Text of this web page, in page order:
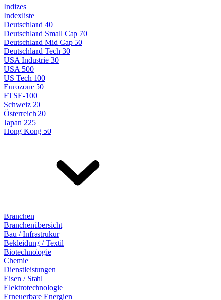
Indizes
Indexliste
Deutschland 40
Deutschland Small Cap 70
Deutschland Mid Cap 50
Deutschland Tech 30
USA Industrie 30
USA 500
US Tech 100
Eurozone 50
FTSE-100
Schweiz 20
Österreich 20
Japan 225
Hong Kong 50
Branchen
Branchenübersicht
Bau / Infrastrukur
Bekleidung / Textil
Biotechnologie
Chemie
Dienstleistungen
Eisen / Stahl
Elektrotechnologie
Erneuerbare Energien